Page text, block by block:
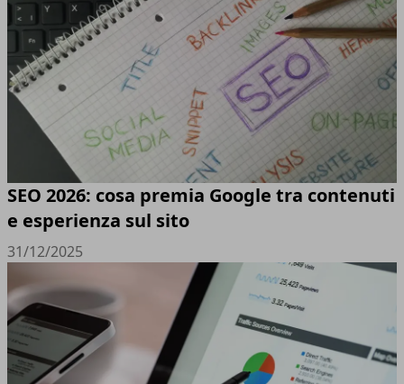
SEO 2026: cosa premia Google tra contenuti
e esperienza sul sito
31/12/2025